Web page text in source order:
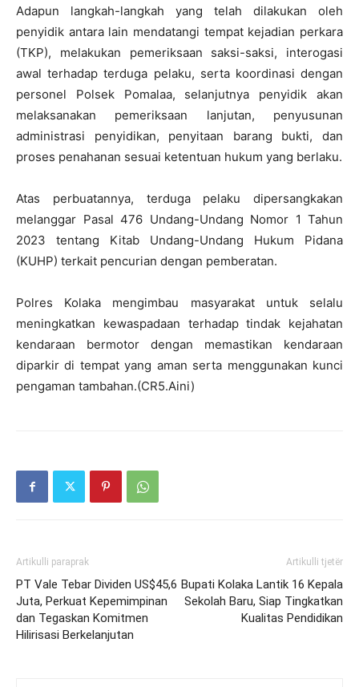
Adapun langkah-langkah yang telah dilakukan oleh
penyidik antara lain mendatangi tempat kejadian perkara
(TKP), melakukan pemeriksaan saksi-saksi, interogasi
awal terhadap terduga pelaku, serta koordinasi dengan
personel Polsek Pomalaa, selanjutnya penyidik akan
melaksanakan pemeriksaan lanjutan, penyusunan
administrasi penyidikan, penyitaan barang bukti, dan
proses penahanan sesuai ketentuan hukum yang berlaku.
Atas perbuatannya, terduga pelaku dipersangkakan
melanggar Pasal 476 Undang-Undang Nomor 1 Tahun
2023 tentang Kitab Undang-Undang Hukum Pidana
(KUHP) terkait pencurian dengan pemberatan.
Polres Kolaka mengimbau masyarakat untuk selalu
meningkatkan kewaspadaan terhadap tindak kejahatan
kendaraan bermotor dengan memastikan kendaraan
diparkir di tempat yang aman serta menggunakan kunci
pengaman tambahan.(CR5.Aini)
Artikulli paraprak
PT Vale Tebar Dividen US$45,6
Juta, Perkuat Kepemimpinan
dan Tegaskan Komitmen
Hilirisasi Berkelanjutan
Artikulli tjetër
Bupati Kolaka Lantik 16 Kepala
Sekolah Baru, Siap Tingkatkan
Kualitas Pendidikan